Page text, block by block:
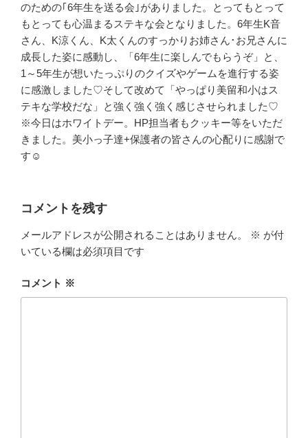
のための｢6年生を送る会｣がありました。とってもとって
もとっても心温まるステキな会となりました。6年生K音
さん、K涼くん、K太くんのすっかりお姉さん･お兄さんに
成長した姿に感動し、「6年生に楽しんでもらうぞ」と、
1～5年生が想いたっぷりのクイズやゲームを進行する姿
に感激しました♡そして改めて「やっぱり美留和小はス
テキな学校だな」と強く強く強く感じさせられました♡
※今日はホワイトデー。HP担当者もクッキー等をいただ
きました。美小っ子達+保護者の皆さんの心配りに感謝で
す☺
コメントを残す
メールアドレスが公開されることはありません。 ※ が付
いている欄は必須項目です
コメント ※